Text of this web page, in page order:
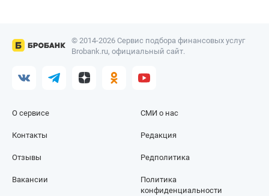
© 2014-2026 Сервис подбора финансовых услуг
Brobank.ru, официальный сайт.
О сервисе
Контакты
Отзывы
СМИ о нас
Редакция
Редполитика
Вакансии
Политика
конфиденциальности